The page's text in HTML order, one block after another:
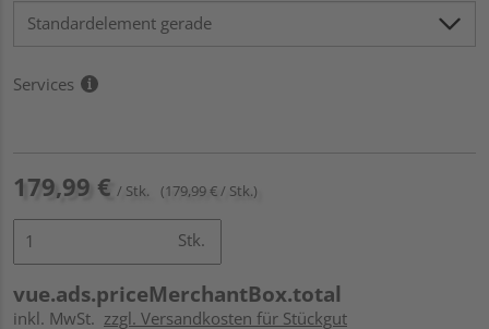
Services
179,99 € / Stk. (179,99 € / Stk.)
Stk.
vue.ads.priceMerchantBox.total
inkl. MwSt. zzgl. Versandkosten für Stückgut